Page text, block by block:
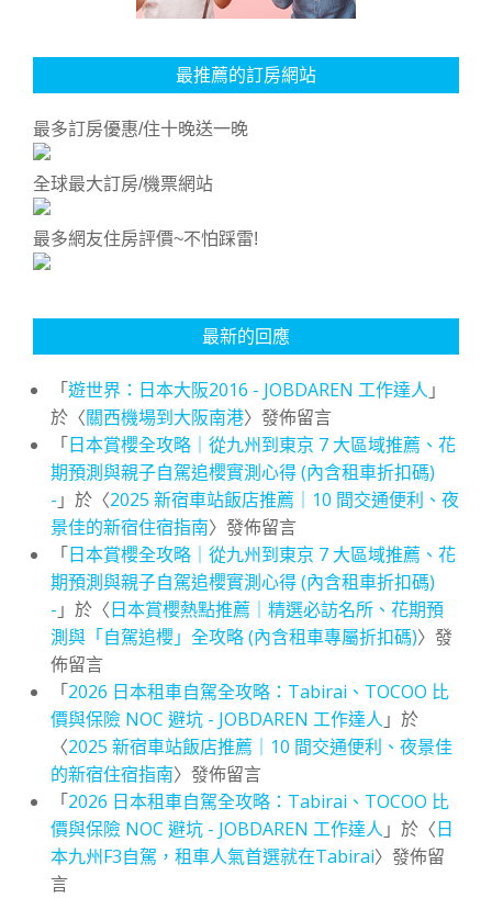
最推薦的訂房網站
最多訂房優惠/住十晚送一晚
全球最大訂房/機票網站
最多網友住房評價~不怕踩雷!
最新的回應
「遊世界：日本大阪2016 - JOBDAREN 工作達人 」
於〈關西機場到大阪南港〉發佈留言
「日本賞櫻全攻略｜從九州到東京 7 大區域推薦、花
期預測與親子自駕追櫻實測心得 (內含租車折扣碼)
- 」於〈2025 新宿車站飯店推薦｜10 間交通便利、夜
景佳的新宿住宿指南〉發佈留言
「日本賞櫻全攻略｜從九州到東京 7 大區域推薦、花
期預測與親子自駕追櫻實測心得 (內含租車折扣碼)
- 」於〈日本賞櫻熱點推薦｜精選必訪名所、花期預
測與「自駕追櫻」全攻略 (內含租車專屬折扣碼)〉發
佈留言
「2026 日本租車自駕全攻略：Tabirai、TOCOO 比
價與保險 NOC 避坑 - JOBDAREN 工作達人 」於
〈2025 新宿車站飯店推薦｜10 間交通便利、夜景佳
的新宿住宿指南〉發佈留言
「2026 日本租車自駕全攻略：Tabirai、TOCOO 比
價與保險 NOC 避坑 - JOBDAREN 工作達人 」於〈日
本九州F3自駕，租車人氣首選就在Tabirai〉發佈留
言